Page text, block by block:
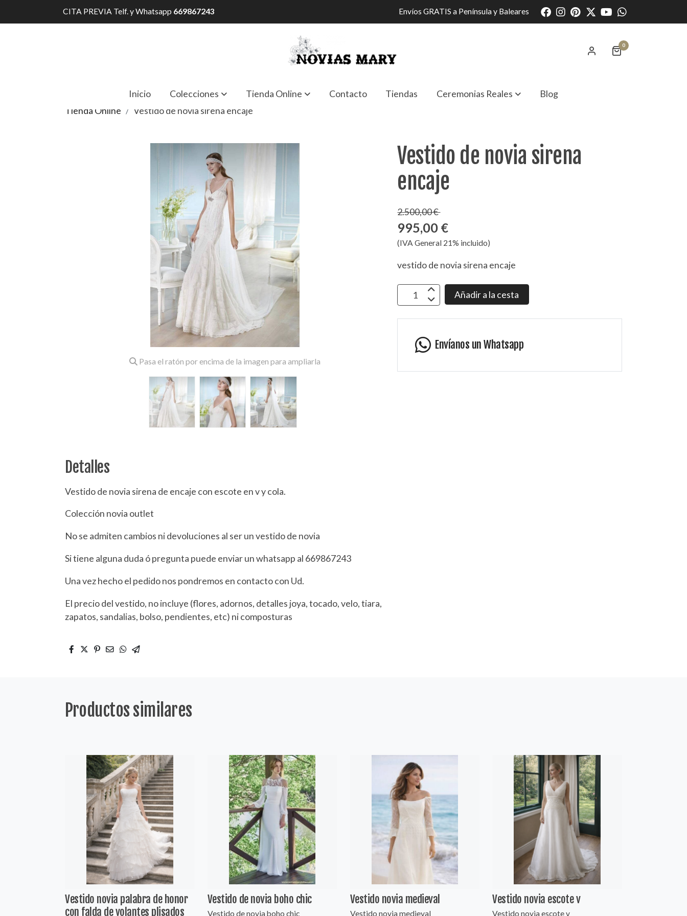
CITA PREVIA Telf. y Whatsapp 669867243 Envíos GRATIS a Península y Baleares
0
Inicio Colecciones Tienda Online Contacto Tiendas Ceremonias Reales
Blog
Tienda Online
Vestido de novia sirena encaje
Pasa el ratón por encima de la imagen para ampliarla
Detalles
Vestido de novia sirena de encaje con escote en v y cola.
Colección novia outlet
No se admiten cambios ni devoluciones al ser un vestido de novia
Si tiene alguna duda ó pregunta puede enviar un whatsapp al 669867243
Una vez hecho el pedido nos pondremos en contacto con Ud.
El precio del vestido, no incluye (flores, adornos, detalles joya, tocado, velo, tiara,
zapatos, sandalias, bolso, pendientes, etc) ni composturas
Vestido de novia sirena
encaje
2.500,00 €
995,00 €
(IVA General 21% incluido)
vestido de novia sirena encaje
Añadir a la cesta
Envíanos un Whatsapp
Productos similares
Vestido novia palabra de honor
con falda de volantes plisados
Vestido de novia boho chic
Vestido de novia boho chic
Vestido novia medieval
Vestido novia medieval
Vestido novia escote v
Vestido novia escote v